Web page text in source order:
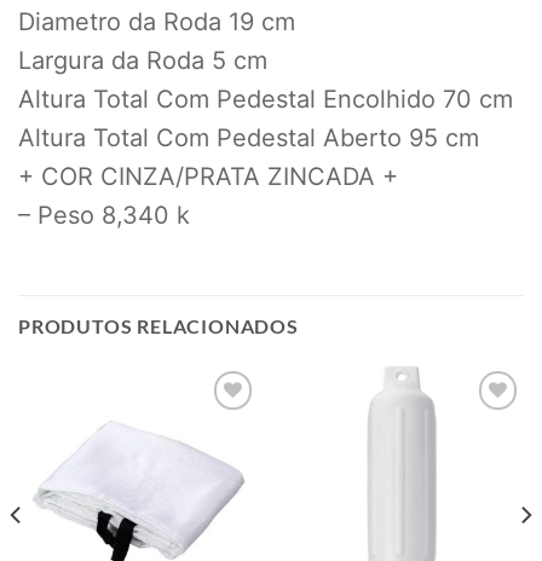
Diametro da Roda 19 cm
Largura da Roda 5 cm
Altura Total Com Pedestal Encolhido 70 cm
Altura Total Com Pedestal Aberto 95 cm
+ COR CINZA/PRATA ZINCADA +
– Peso 8,340 k
PRODUTOS RELACIONADOS